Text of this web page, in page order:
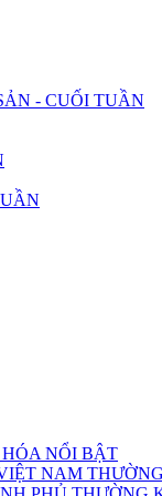
- CUỐI TUẦN
NỔI BẬT
NAM